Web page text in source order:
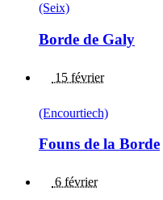
(Seix)
Borde de Galy
15 février
(Encourtiech)
Founs de la Borde
6 février